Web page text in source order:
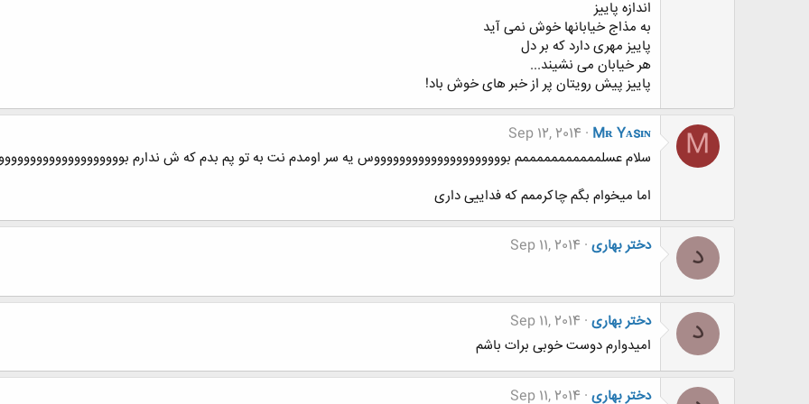
اندازه پاییز
به مذاج خیابانها خوش نمی آید
پاییز مهری دارد که بر دل
هر خیابان می نشیند...
پاییز پیش رویتان پر از خبر های خوش باد!
M
Mʀ Yᴀsɪɴ
Sep 12, 2014
سلام عسلمممممممممممم بوووووووووووووووووووووس یه سر اومدم نت به تو پم بدم که ش ندارم
اما میخوام بگم چاکرممم که فداییی داری
د دختر بهاری Sep 11, 2014
د دختر بهاری Sep 11, 2014
امیدوارم دوست خوبی برات باشم
دختر بهاری Sep 11, 2014